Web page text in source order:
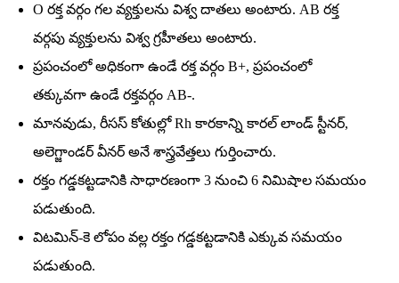
O రక్త వర్గం గల వ్యక్తులను విశ్వ దాతలు అంటారు. AB రక్త
వర్గపు వ్యక్తులను విశ్వ గ్రహీతలు అంటారు.
ప్రపంచంలో అధికంగా ఉండే రక్త వర్గం B+, ప్రపంచంలో
తక్కువగా ఉండే రక్తవర్గం AB-.
మానవుడు, రీసస్‌ కోతుల్లో Rh కారకాన్ని కారల్‌ లాండ్‌ స్టీనర్‌,
అలెగ్జాండర్‌ వీనర్‌ అనే శాస్త్రవేత్తలు గుర్తించారు.
రక్తం గడ్డకట్టడానికి సాధారణంగా 3 నుంచి 6 నిమిషాల సమయం
పడుతుంది.
విటమిన్‌-కె లోపం వల్ల రక్తం గడ్డకట్టడానికి ఎక్కువ సమయం
పడుతుంది.